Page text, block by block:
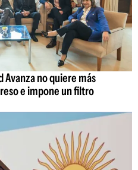
Avanza no quiere más
e impone un filtro